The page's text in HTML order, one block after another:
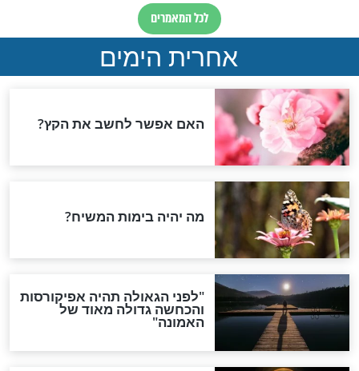
במיוחד
וקלה לביצוע
השנה למחילת
ראש השנה: כיצד להכין
בקלות?
חדשות יהדות